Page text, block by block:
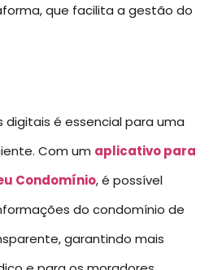
que facilita a gestão do
digitais é essencial para uma
Com um aplicativo para
Condomínio, é possível
do condomínio de
garantindo mais